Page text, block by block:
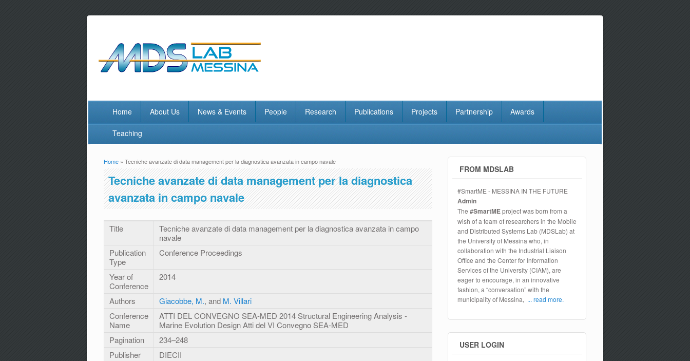
Home About Us News & Events People Research Publications Projects Partnership Awards
Teaching
You are here
Home » Tecniche avanzate di data management per la diagnostica avanzata in campo navale
Tecniche avanzate di data management per la diagnostica
avanzata in campo navale
Title
Tecniche avanzate di data management per la diagnostica avanzata in campo
navale
Publication
Type
Conference Proceedings
Year of
Conference
2014
Authors Giacobbe, M., and M. Villari
Conference
Name
ATTI DEL CONVEGNO SEA-MED 2014 Structural Engineering Analysis -
Marine Evolution Design Atti del VI Convegno SEA-MED
Pagination
234–248
Publisher
DIECII
FROM MDSLAB
#SmartME - MESSINA IN THE FUTURE
Admin
The #SmartMEproject was born from a
wish of a team of researchers in the Mobile
and Distributed Systems Lab (MDSLab) at
the University of Messina who, in
collaboration with the Industrial Liaison
Office and the Center for Information
Services of the University (CIAM), are
eager to encourage, in an innovative
fashion, a “conversation” with the
municipality of Messina, ... read more.
USER LOGIN